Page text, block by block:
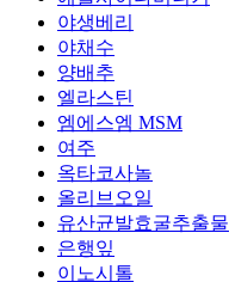
야생베리
야채수
양배추
엘라스틴
엠에스엠 MSM
여주
옥타코사놀
올리브오일
유산균발효굴추출물
은행잎
이노시톨